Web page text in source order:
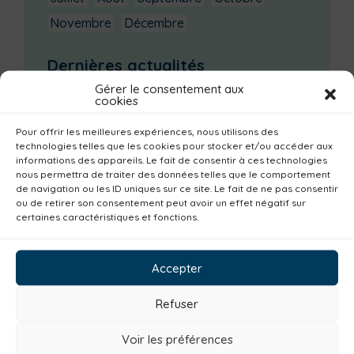
Gérer le consentement aux
cookies
Pour offrir les meilleures expériences, nous utilisons des
technologies telles que les cookies pour stocker et/ou accéder aux
informations des appareils. Le fait de consentir à ces technologies
nous permettra de traiter des données telles que le comportement
de navigation ou les ID uniques sur ce site. Le fait de ne pas consentir
ou de retirer son consentement peut avoir un effet négatif sur
certaines caractéristiques et fonctions.
Accepter
Refuser
Voir les préférences
Novembre
Décembre
Dernières actualités
Groupe d’échanges entre parents : phobie
Ateliers sur la périnatalité
La saison culturelle 2026-2027 est lancée !
Changements d’horaires activités jeunes
Enquête publique
Solidarité
Tourisme
Environnement
Alimentation
Habitat